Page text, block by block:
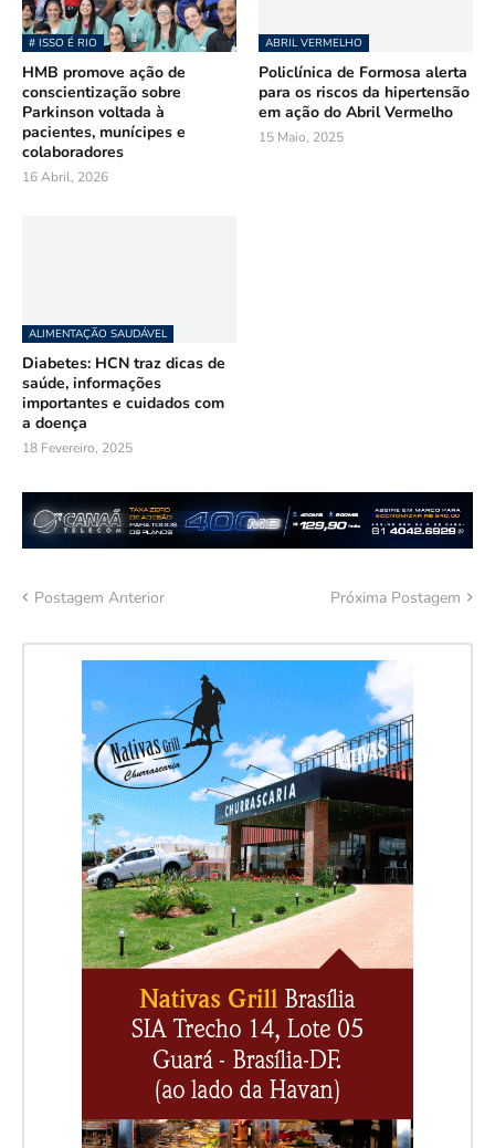
# ISSO É RIO
HMB promove ação de
conscientização sobre
Parkinson voltada à
pacientes, munícipes e
colaboradores
16 Abril, 2026
ABRIL VERMELHO
Policlínica de Formosa alerta
para os riscos da hipertensão
em ação do Abril Vermelho
15 Maio, 2025
ALIMENTAÇÃO SAUDÁVEL
Diabetes: HCN traz dicas de
saúde, informações
importantes e cuidados com
a doença
18 Fevereiro, 2025
Postagem Anterior Próxima Postagem